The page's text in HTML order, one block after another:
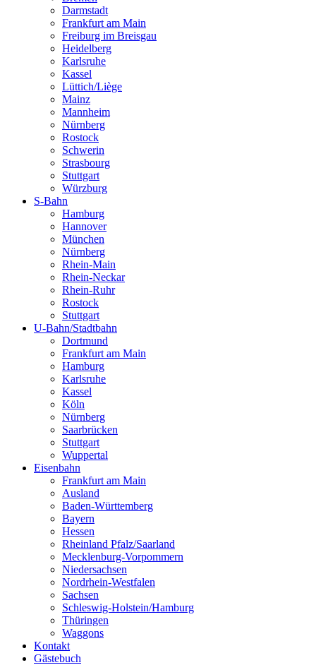
Darmstadt
Frankfurt am Main
Freiburg im Breisgau
Heidelberg
Karlsruhe
Kassel
Lüttich/Liège
Mainz
Mannheim
Nürnberg
Rostock
Schwerin
Strasbourg
Stuttgart
Würzburg
S-Bahn
Hamburg
Hannover
München
Nürnberg
Rhein-Main
Rhein-Neckar
Rhein-Ruhr
Rostock
Stuttgart
U-Bahn/Stadtbahn
Dortmund
Frankfurt am Main
Hamburg
Karlsruhe
Kassel
Köln
Nürnberg
Saarbrücken
Stuttgart
Wuppertal
Eisenbahn
Frankfurt am Main
Ausland
Baden-Württemberg
Bayern
Hessen
Rheinland Pfalz/Saarland
Mecklenburg-Vorpommern
Niedersachsen
Nordrhein-Westfalen
Sachsen
Schleswig-Holstein/Hamburg
Thüringen
Waggons
Kontakt
Gästebuch